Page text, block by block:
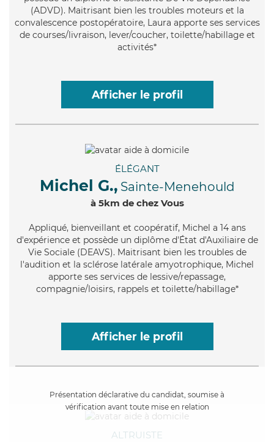
(ADVD). Maitrisant bien les troubles moteurs et la
convalescence postopératoire, Laura apporte ses services
de courses/livraison, lever/coucher, toilette/habillage et
activités*
Afficher le profil
ÉLÉGANT
Michel G., Sainte-Menehould
à 5km de chez Vous
Appliqué, bienveillant et coopératif, Michel a 14 ans
d'expérience et possède un diplôme d'État d'Auxiliaire de
Vie Sociale (DEAVS). Maitrisant bien les troubles de
l'audition et la sclérose latérale amyotrophique, Michel
apporte ses services de lessive/repassage,
compagnie/loisirs, rappels et toilette/habillage*
Afficher le profil
Présentation déclarative du candidat, soumise à
vérification avant toute mise en relation
ALTRUISTE